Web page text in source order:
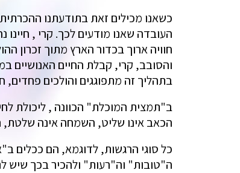
כשאנו מכילים זאת בתודעתנו
העובדה שאנו מודעים לכך. קרי ,
חוויה ארוך בכדור הארץ מתוך זכרון
והסובב, קרי, קבלת החיים האנושיים
בתהליך זה מתפוגגים והולכים
ב"תמצית המוכלת" הכוונה , ליכולת
הכאב אינו שליט, השמחה אינה שלטת,
כל סוגי הרגשות, לדוגמא, הם ככלים
ה"טובות" וה"רעות" ולהכיר בכך שיש